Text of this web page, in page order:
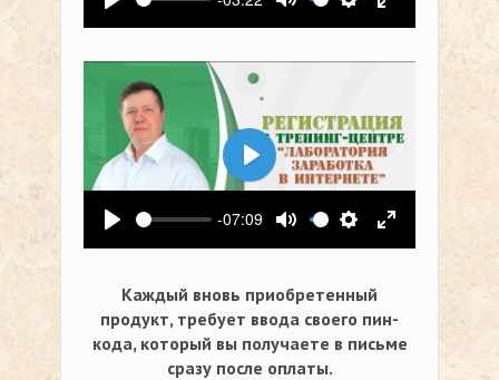
Воспроизвести Выключить звук
Настройки
На весь
Воспроизвести
-07:09
Выключить звук
Настройки
На весь
Воспроизвести
Каждый вновь приобретенный
продукт, требует ввода своего пин-
кода, который вы получаете в письме
сразу после оплаты.